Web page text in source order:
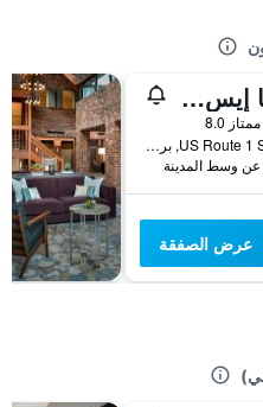
سونستا إيس سويتس برينستون
ممتاز 8.0
4375 US Route 1 South, برينستون (نيو جرسي), NJ, الولايات المتحدة الأميريكية
عرض الصفقة